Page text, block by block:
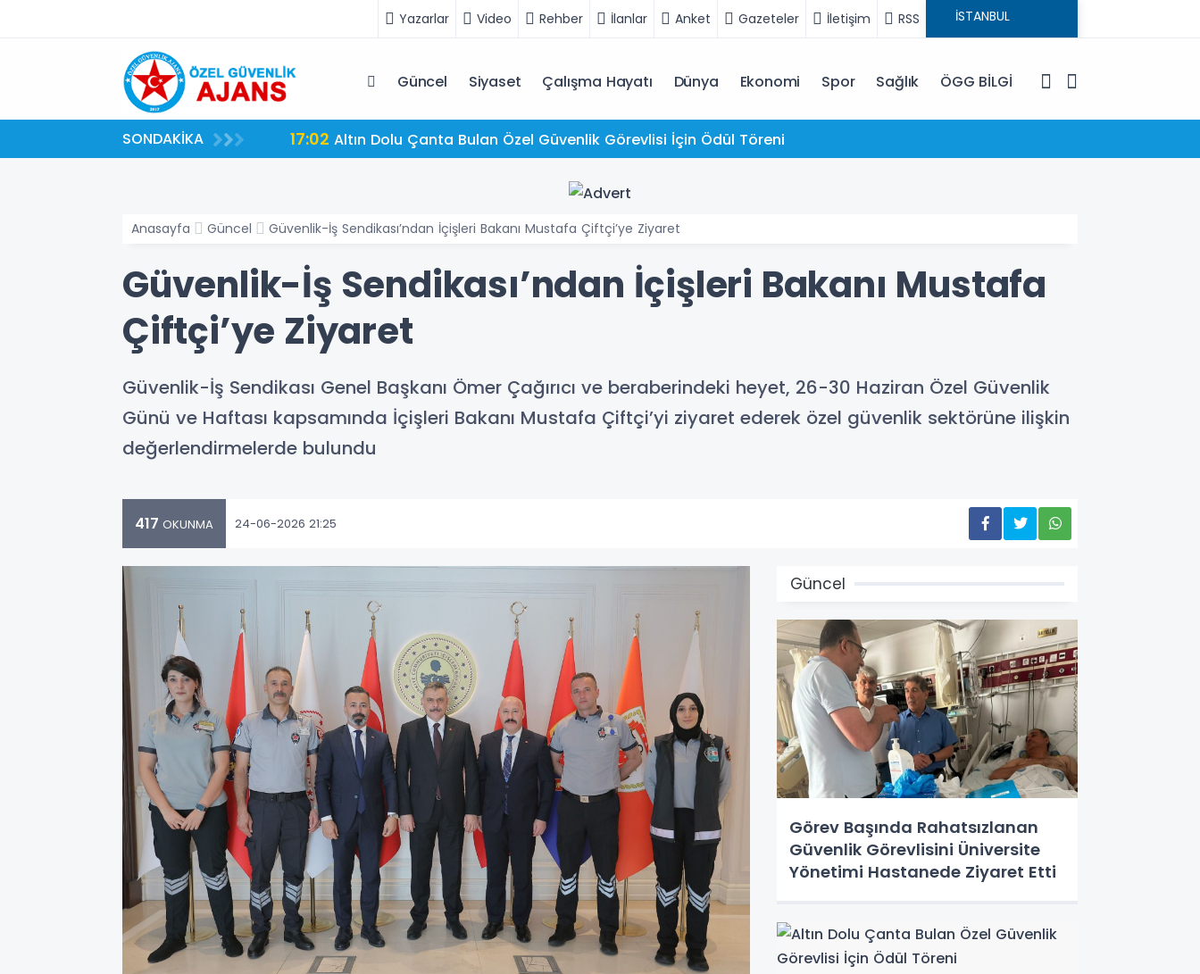
Yazarlar Video Rehber İlanlar Anket Gazeteler İletişim RSS
Güncel Siyaset Çalışma Hayatı Dünya Ekonomi Spor Sağlık ÖGG BİLGİ
SONDAKİKA
Hastanede Ziyaret Etti 17:02 Altın Dolu Çanta Bulan Özel Güvenlik Görevlisi İçin Ödül Töreni
Anasayfa Güncel Güvenlik-İş Sendikası’ndan İçişleri Bakanı Mustafa Çiftçi’ye Ziyaret
Güvenlik-İş Sendikası’ndan İçişleri Bakanı Mustafa
Çiftçi’ye Ziyaret
Güvenlik-İş Sendikası Genel Başkanı Ömer Çağırıcı ve beraberindeki heyet, 26-30 Haziran Özel Güvenlik
Günü ve Haftası kapsamında İçişleri Bakanı Mustafa Çiftçi’yi ziyaret ederek özel güvenlik sektörüne ilişkin
değerlendirmelerde bulundu
417 OKUNMA 24-06-2026 21:25
Güncel
Görev Başında Rahatsızlanan
Güvenlik Görevlisini Üniversite
Yönetimi Hastanede Ziyaret Etti